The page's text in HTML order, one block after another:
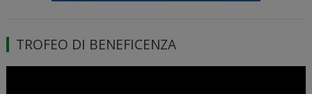
TROFEO DI BENEFICENZA